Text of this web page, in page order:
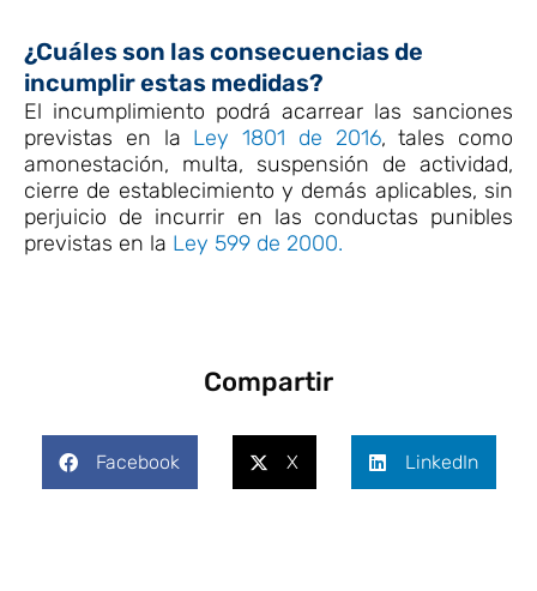
¿Cuáles son las consecuencias de
incumplir estas medidas?
El incumplimiento podrá acarrear las sanciones
previstas en la Ley 1801 de 2016, tales como
amonestación, multa, suspensión de actividad,
cierre de establecimiento y demás aplicables, sin
perjuicio de incurrir en las conductas punibles
previstas en la Ley 599 de 2000.
Compartir
Facebook X LinkedIn